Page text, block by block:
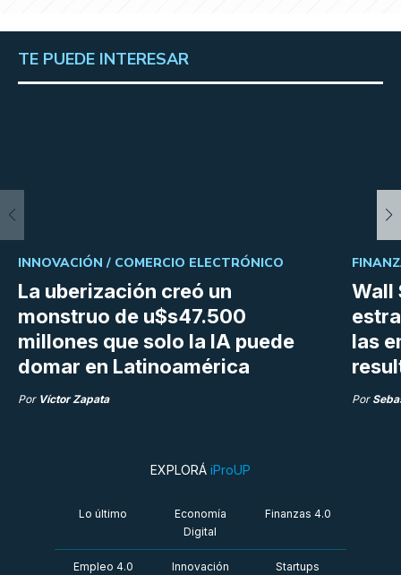
TE PUEDE INTERESAR
La uberización creó un
monstruo de u$s47.500
millones que solo la IA puede
domar en Latinoamérica
INNOVACIÓN / COMERCIO ELECTRÓNICO
Por Víctor Zapata
Wall
las
Por
EXPLORÁ iProUP
Lo último
Economía
Digital
Finanzas 4.0
Empleo 4.0 Innovación Startups